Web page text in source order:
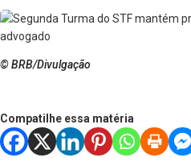
© BRB/Divulgação
Compatilhe essa matéria